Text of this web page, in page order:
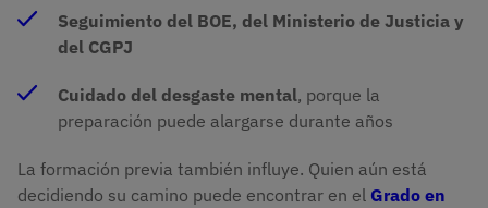
Seguimiento del BOE, del Ministerio de Justicia y
del CGPJ
Cuidado del desgaste mental, porque la
preparación puede alargarse durante años
La formación previa también influye. Quien aún está
decidiendo su camino puede encontrar en el Grado en